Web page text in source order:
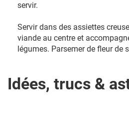
servir.
Servir dans des assiettes
viande au centre et
légumes. Parsemer de fleur de
Idées, trucs &